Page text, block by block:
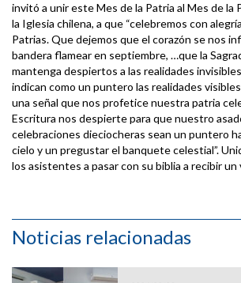
invitó a unir este Mes de la Patria al Mes de la
la Iglesia chilena, a que “celebremos con
Patrias. Que dejemos que el corazón se nos
bandera flamear en septiembre, …que la
mantenga despiertos a las realidades
indican como un puntero las realidades
una señal que nos profetice nuestra patria
Escritura nos despierte para que nuestro
celebraciones dieciocheras sean un puntero
cielo y un pregustar el banquete celestial”.
los asistentes a pasar con su biblia a recibir
Noticias relacionadas